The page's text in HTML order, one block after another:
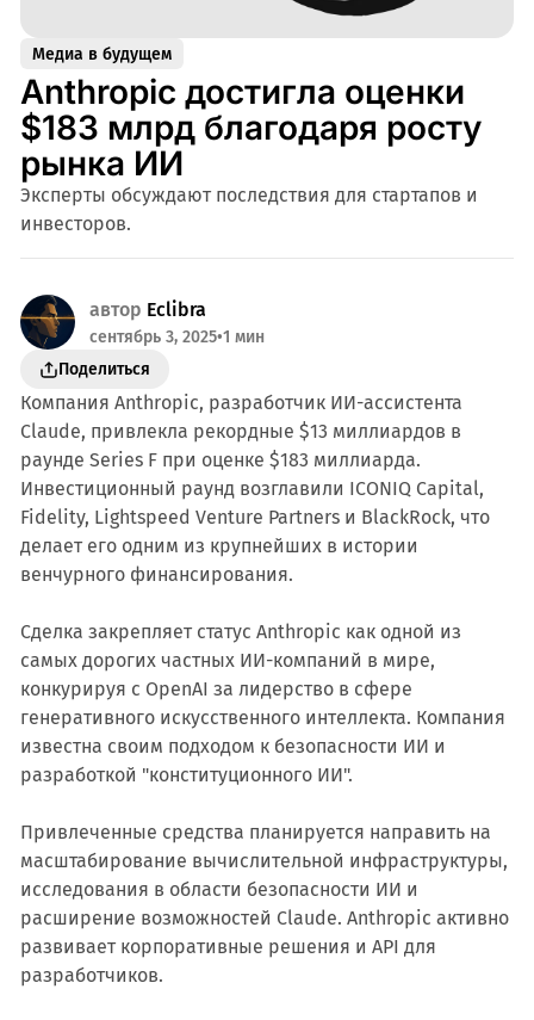
Медиа в будущем
Anthropic достигла оценки
$183 млрд благодаря росту
рынка ИИ
Эксперты обсуждают последствия для стартапов и
инвесторов.
автор Eclibra
сентябрь 3, 2025•1 мин
Поделиться
Компания Anthropic, разработчик ИИ-ассистента
Claude, привлекла рекордные $13 миллиардов в
раунде Series F при оценке $183 миллиарда.
Инвестиционный раунд возглавили ICONIQ Capital,
Fidelity, Lightspeed Venture Partners и BlackRock, что
делает его одним из крупнейших в истории
венчурного финансирования.
Сделка закрепляет статус Anthropic как одной из
самых дорогих частных ИИ-компаний в мире,
конкурируя с OpenAI за лидерство в сфере
генеративного искусственного интеллекта. Компания
известна своим подходом к безопасности ИИ и
разработкой "конституционного ИИ".
Привлеченные средства планируется направить на
масштабирование вычислительной инфраструктуры,
исследования в области безопасности ИИ и
расширение возможностей Claude. Anthropic активно
развивает корпоративные решения и API для
разработчиков.